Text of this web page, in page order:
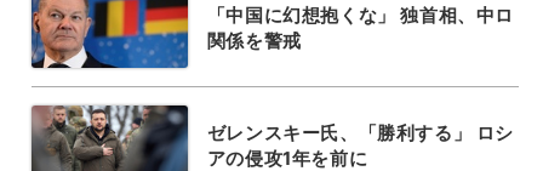
「中国に幻想抱くな」 独首相、中ロ
関係を警戒
ゼレンスキー氏、「勝利する」 ロシ
アの侵攻1年を前に